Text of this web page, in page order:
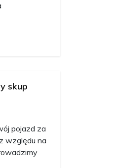
skup
pojazd za
względu na